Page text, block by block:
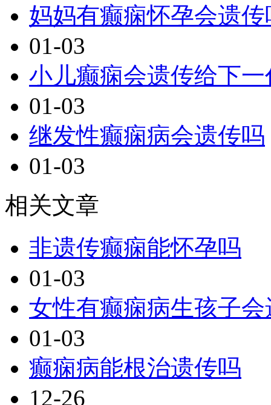
妈妈有癫痫怀孕会遗传
01-03
小儿癫痫会遗传给下一
01-03
继发性癫痫病会遗传吗
01-03
相关文章
非遗传癫痫能怀孕吗
01-03
女性有癫痫病生孩子
01-03
癫痫病能根治遗传吗
12-26